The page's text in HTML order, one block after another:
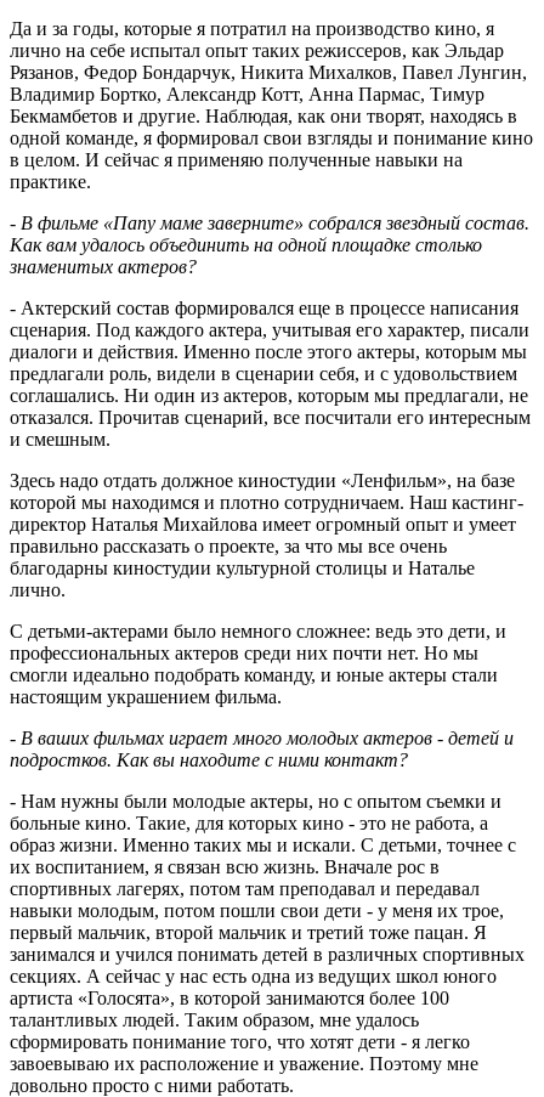
Да и за годы, которые я потратил на производство кино, я
лично на себе испытал опыт таких режиссеров, как Эльдар
Рязанов, Федор Бондарчук, Никита Михалков, Павел Лунгин,
Владимир Бортко, Александр Котт, Анна Пармас, Тимур
Бекмамбетов и другие. Наблюдая, как они творят, находясь в
одной команде, я формировал свои взгляды и понимание кино
в целом. И сейчас я применяю полученные навыки на
практике.
- В фильме «Папу маме заверните» собрался звездный состав.
Как вам удалось объединить на одной площадке столько
знаменитых актеров?
- Актерский состав формировался еще в процессе написания
сценария. Под каждого актера, учитывая его характер, писали
диалоги и действия. Именно после этого актеры, которым мы
предлагали роль, видели в сценарии себя, и с удовольствием
соглашались. Ни один из актеров, которым мы предлагали, не
отказался. Прочитав сценарий, все посчитали его интересным
и смешным.
Здесь надо отдать должное киностудии «Ленфильм», на базе
которой мы находимся и плотно сотрудничаем. Наш кастинг-
директор Наталья Михайлова имеет огромный опыт и умеет
правильно рассказать о проекте, за что мы все очень
благодарны киностудии культурной столицы и Наталье
лично.
С детьми-актерами было немного сложнее: ведь это дети, и
профессиональных актеров среди них почти нет. Но мы
смогли идеально подобрать команду, и юные актеры стали
настоящим украшением фильма.
- В ваших фильмах играет много молодых актеров - детей и
подростков. Как вы находите с ними контакт?
- Нам нужны были молодые актеры, но с опытом съемки и
больные кино. Такие, для которых кино - это не работа, а
образ жизни. Именно таких мы и искали. С детьми, точнее с
их воспитанием, я связан всю жизнь. Вначале рос в
спортивных лагерях, потом там преподавал и передавал
навыки молодым, потом пошли свои дети - у меня их трое,
первый мальчик, второй мальчик и третий тоже пацан. Я
занимался и учился понимать детей в различных спортивных
секциях. А сейчас у нас есть одна из ведущих школ юного
артиста «Голосята», в которой занимаются более 100
талантливых людей. Таким образом, мне удалось
сформировать понимание того, что хотят дети - я легко
завоевываю их расположение и уважение. Поэтому мне
довольно просто с ними работать.